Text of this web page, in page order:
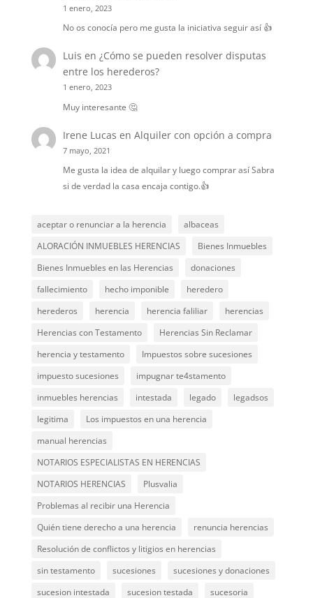
1 enero, 2023
No os conocía pero me gusta la iniciativa seguir así 👍
Luis en¿Cómo se pueden resolver disputas
entre los herederos?
1 enero, 2023
Muy interesante 🤔
Irene Lucas enAlquiler con opción a compra
7 mayo, 2021
Me gusta la idea de alquilar y luego comprar así Sabra
si de verdad la casa encaja contigo.👍
aceptar o renunciar a la herencia
albaceas
ALORACIÓN INMUEBLES HERENCIAS
Bienes Inmuebles
Bienes Inmuebles en las Herencias
donaciones
fallecimiento
hecho imponible
heredero
herederos
herencia herencia faliliar
herencias
Herencias con Testamento
Herencias Sin Reclamar
herencia y testamento
Impuestos sobre sucesiones
impuesto sucesiones
impugnar te4stamento
inmuebles herencias
intestada legado
legadsos
legitima
Los impuestos en una herencia
manual herencias
NOTARIOS ESPECIALISTAS EN HERENCIAS
NOTARIOS HERENCIAS
Plusvalia
Problemas al recibir una Herencia
Quién tiene derecho a una herencia
renuncia herencias
Resolución de conflictos y litigios en herencias
sin testamento
sucesiones
sucesiones y donaciones
sucesion intestada
sucesion testada sucesoria